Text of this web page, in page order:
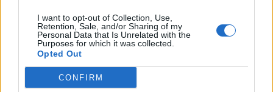
I want to opt-out of Collection, Use,
Retention, Sale, and/or Sharing of my
Personal Data that Is Unrelated with the
Purposes for which it was collected.
Opted Out
CONFIRM
Leskeneläke ei kuulu kaikille –
Kela muistuttaa tärkeästä
ikärajasta